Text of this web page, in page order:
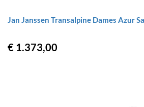
Jan Janssen Transalpine Dames Azur
€ 1.373,00